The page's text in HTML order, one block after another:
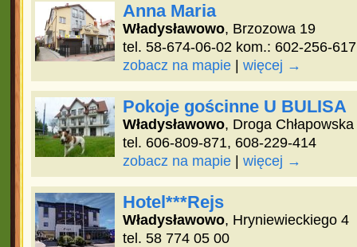
Anna Maria
Władysławowo, Brzozowa 19
tel. 58-674-06-02 kom.: 602-256-617
zobacz na mapie| więcej →
Pokoje gościnne U BULISA
Władysławowo, Droga
tel. 606-809-871, 608-229-414
zobacz na mapie| więcej →
Hotel***Rejs
Władysławowo, Hryniewieckiego 4
tel. 58 774 05 00